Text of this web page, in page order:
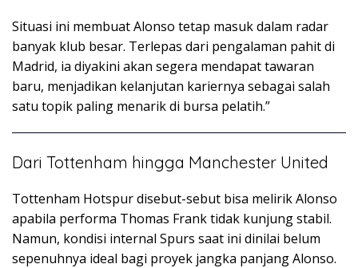
Situasi ini membuat Alonso tetap masuk dalam radar
banyak klub besar. Terlepas dari pengalaman pahit di
Madrid, ia diyakini akan segera mendapat tawaran
baru, menjadikan kelanjutan kariernya sebagai salah
satu topik paling menarik di bursa pelatih.”
Dari Tottenham hingga Manchester United
Tottenham Hotspur disebut-sebut bisa melirik Alonso
apabila performa Thomas Frank tidak kunjung stabil.
Namun, kondisi internal Spurs saat ini dinilai belum
sepenuhnya ideal bagi proyek jangka panjang Alonso.